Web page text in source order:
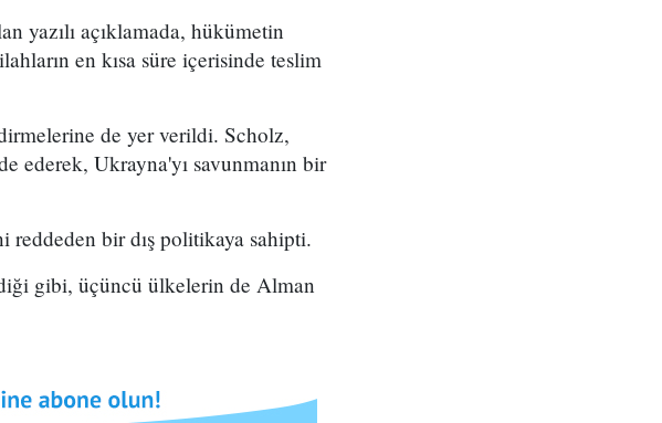
yazılı açıklamada, hükümetin
en kısa süre içerisinde teslim
de yer verildi. Scholz,
ederek, Ukrayna'yı savunmanın bir
reddeden bir dış politikaya sahipti.
gibi, üçüncü ülkelerin de Alman